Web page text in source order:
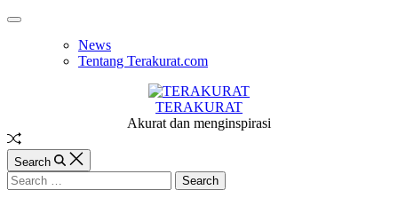
Skip
Off
News
Tentang Terakurat.com
TERAKURAT
Akurat dan menginspirasi
Random
Article
Search
Search
for: